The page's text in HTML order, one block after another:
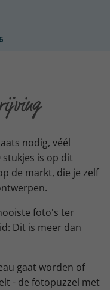
nodig, véél
stukjes is op dit
de markt, die je zelf
foto's ter
Dit is meer dan
gaat worden of
- de fotopuzzel met